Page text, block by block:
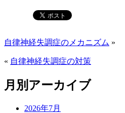
自律神経失調症のメカニズム »
« 自律神経失調症の対策
月別アーカイブ
2026年7月